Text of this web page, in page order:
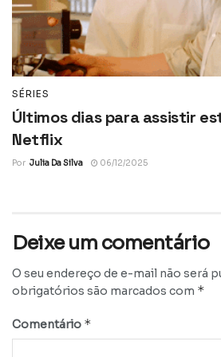
SÉRIES
Últimos dias para assistir
Netflix
Por Julia Da Silva 06/12/2025
Deixe um comentário
O seu endereço de e-mail não será
obrigatórios são marcados com *
Comentário *